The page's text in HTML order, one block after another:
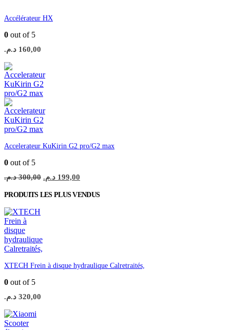
Accélérateur HX
0 out of 5
160,00 د.م.
Accelerateur KuKirin G2 pro/G2 max
0 out of 5
300,00 د.م.
Le
prix
initial
était :
199,00 د.م.
prix
actuel
est :
PRODUITS LES PLUS VENDUS
XTECH Frein à disque hydraulique Calretraités,
0 out of 5
320,00 د.م.